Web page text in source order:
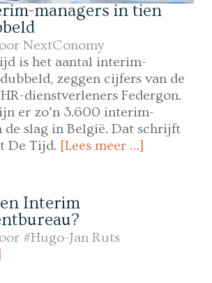
managers in tien
NextConomy
is het aantal interim-
zeggen cijfers van de
dienstverleners Federgon.
er zo’n 3.600 interim-
de slag in België. Dat schrijft
De Tijd. [Lees meer …]
Interim
#Hugo-Jan Ruts